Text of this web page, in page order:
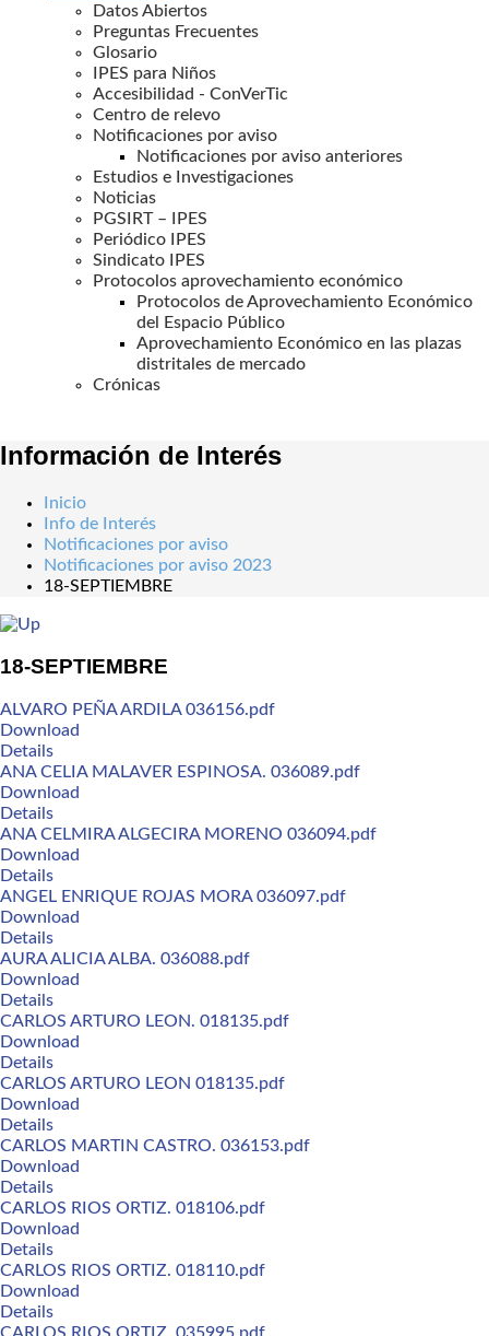
Datos Abiertos
Preguntas Frecuentes
Glosario
IPES para Niños
Accesibilidad - ConVerTic
Centro de relevo
Notificaciones por aviso
Notificaciones por aviso anteriores
Estudios e Investigaciones
Noticias
PGSIRT – IPES
Periódico IPES
Sindicato IPES
Protocolos aprovechamiento económico
Protocolos de Aprovechamiento Económico
del Espacio Público
Aprovechamiento Económico en las plazas
distritales de mercado
Crónicas
Información de Interés
Inicio
Info de Interés
Notificaciones por aviso
Notificaciones por aviso 2023
18-SEPTIEMBRE
18-SEPTIEMBRE
ALVARO PEÑA ARDILA 036156.pdf
Download
Details
ANA CELIA MALAVER ESPINOSA. 036089.pdf
Download
Details
ANA CELMIRA ALGECIRA MORENO 036094.pdf
Download
Details
ANGEL ENRIQUE ROJAS MORA 036097.pdf
Download
Details
AURA ALICIA ALBA. 036088.pdf
Download
Details
CARLOS ARTURO LEON. 018135.pdf
Download
Details
CARLOS ARTURO LEON 018135.pdf
Download
Details
CARLOS MARTIN CASTRO. 036153.pdf
Download
Details
CARLOS RIOS ORTIZ. 018106.pdf
Download
Details
CARLOS RIOS ORTIZ. 018110.pdf
Download
Details